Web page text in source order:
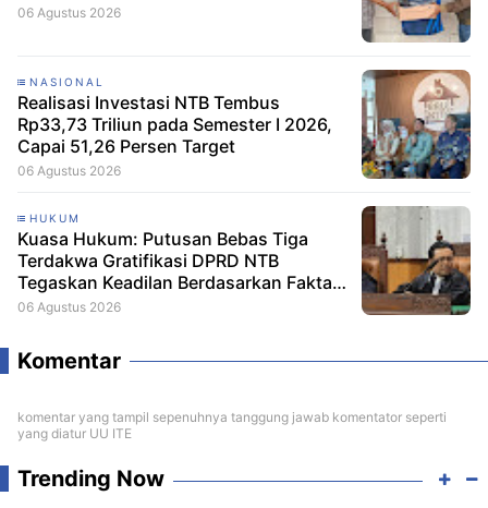
06 Agustus 2026
NASIONAL
Realisasi Investasi NTB Tembus
Rp33,73 Triliun pada Semester I 2026,
Capai 51,26 Persen Target
06 Agustus 2026
HUKUM
Kuasa Hukum: Putusan Bebas Tiga
Terdakwa Gratifikasi DPRD NTB
Tegaskan Keadilan Berdasarkan Fakta
Persidangan
06 Agustus 2026
Komentar
komentar yang tampil sepenuhnya tanggung jawab komentator seperti
yang diatur UU ITE
Trending Now